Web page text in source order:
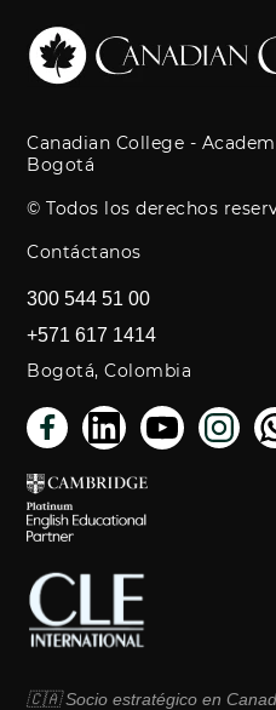
Canadian College -
Bogotá
© Todos los derechos
Contáctanos
300 544 51 00
+571 617 1414
Bogotá, Colombia
🇨🇦 Socio estratégico en